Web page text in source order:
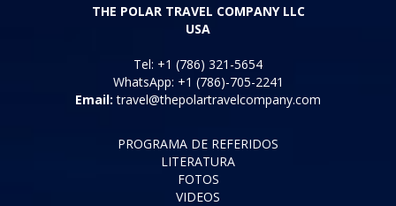
THE POLAR TRAVEL COMPANY LLC
USA
Tel: +1 (786) 321-5654
WhatsApp: +1 (786)-705-2241
Email: travel@thepolartravelcompany.com
PROGRAMA DE REFERIDOS
LITERATURA
FOTOS
VIDEOS